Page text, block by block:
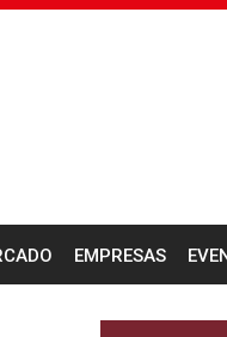
EMPRESAS